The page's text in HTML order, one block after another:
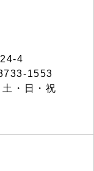
4
1553
・日・祝